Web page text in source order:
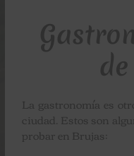
La gastronomía es
ciudad. Estos son
probar en Brujas: